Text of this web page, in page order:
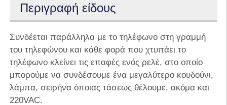
Περιγραφή είδους
Συνδέεται παράλληλα με το τηλέφωνο στη γραμμή
του τηλεφώνου και κάθε φορά που χτυπάει το
τηλέφωνο κλείνει τις επαφές ενός ρελέ, στο οποίο
μπορούμε να συνδέσουμε ένα μεγαλύτερο κουδούνι,
λάμπα, σειρήνα όποιας τάσεως θέλουμε, ακόμα και
220VAC.